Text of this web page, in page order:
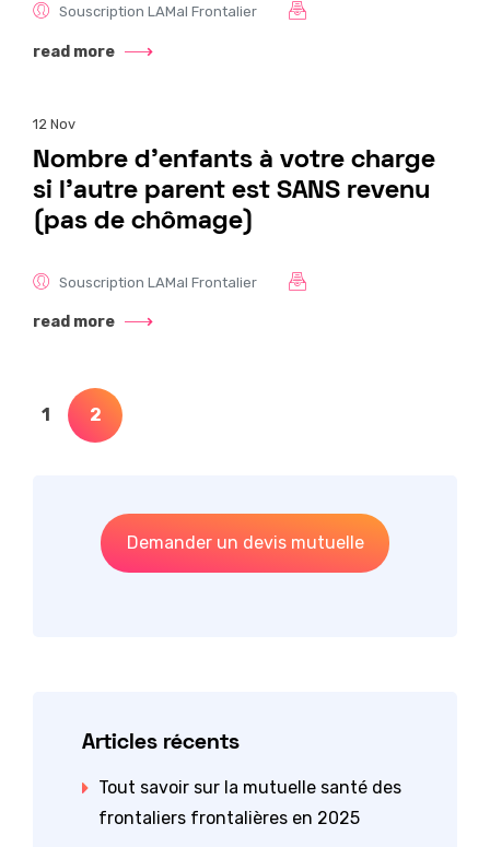
Souscription LAMal Frontalier
read more
12 Nov
Nombre d’enfants à votre charge
si l’autre parent est SANS revenu
(pas de chômage)
Souscription LAMal Frontalier
read more
Pagination
des
1 2
Demander un devis mutuelle
Articles récents
Tout savoir sur la mutuelle santé des
frontaliers frontalières en 2025